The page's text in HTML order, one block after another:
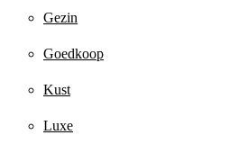
Gezin
Goedkoop
Kust
Luxe